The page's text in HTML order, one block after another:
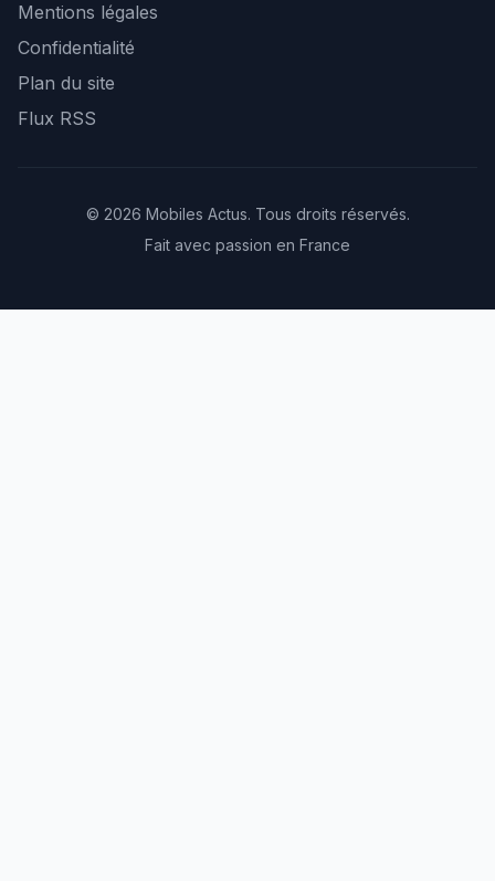
Mentions légales
Confidentialité
Plan du site
Flux RSS
© 2026 Mobiles Actus. Tous droits réservés.
Fait avec passion en France